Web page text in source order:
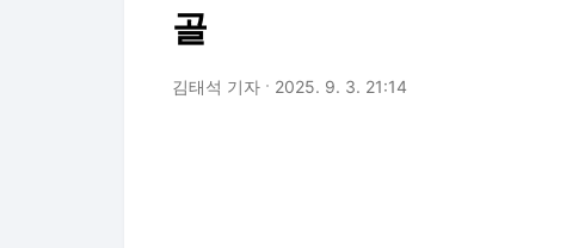
골
김태석 기자 2025. 9. 3. 21:14